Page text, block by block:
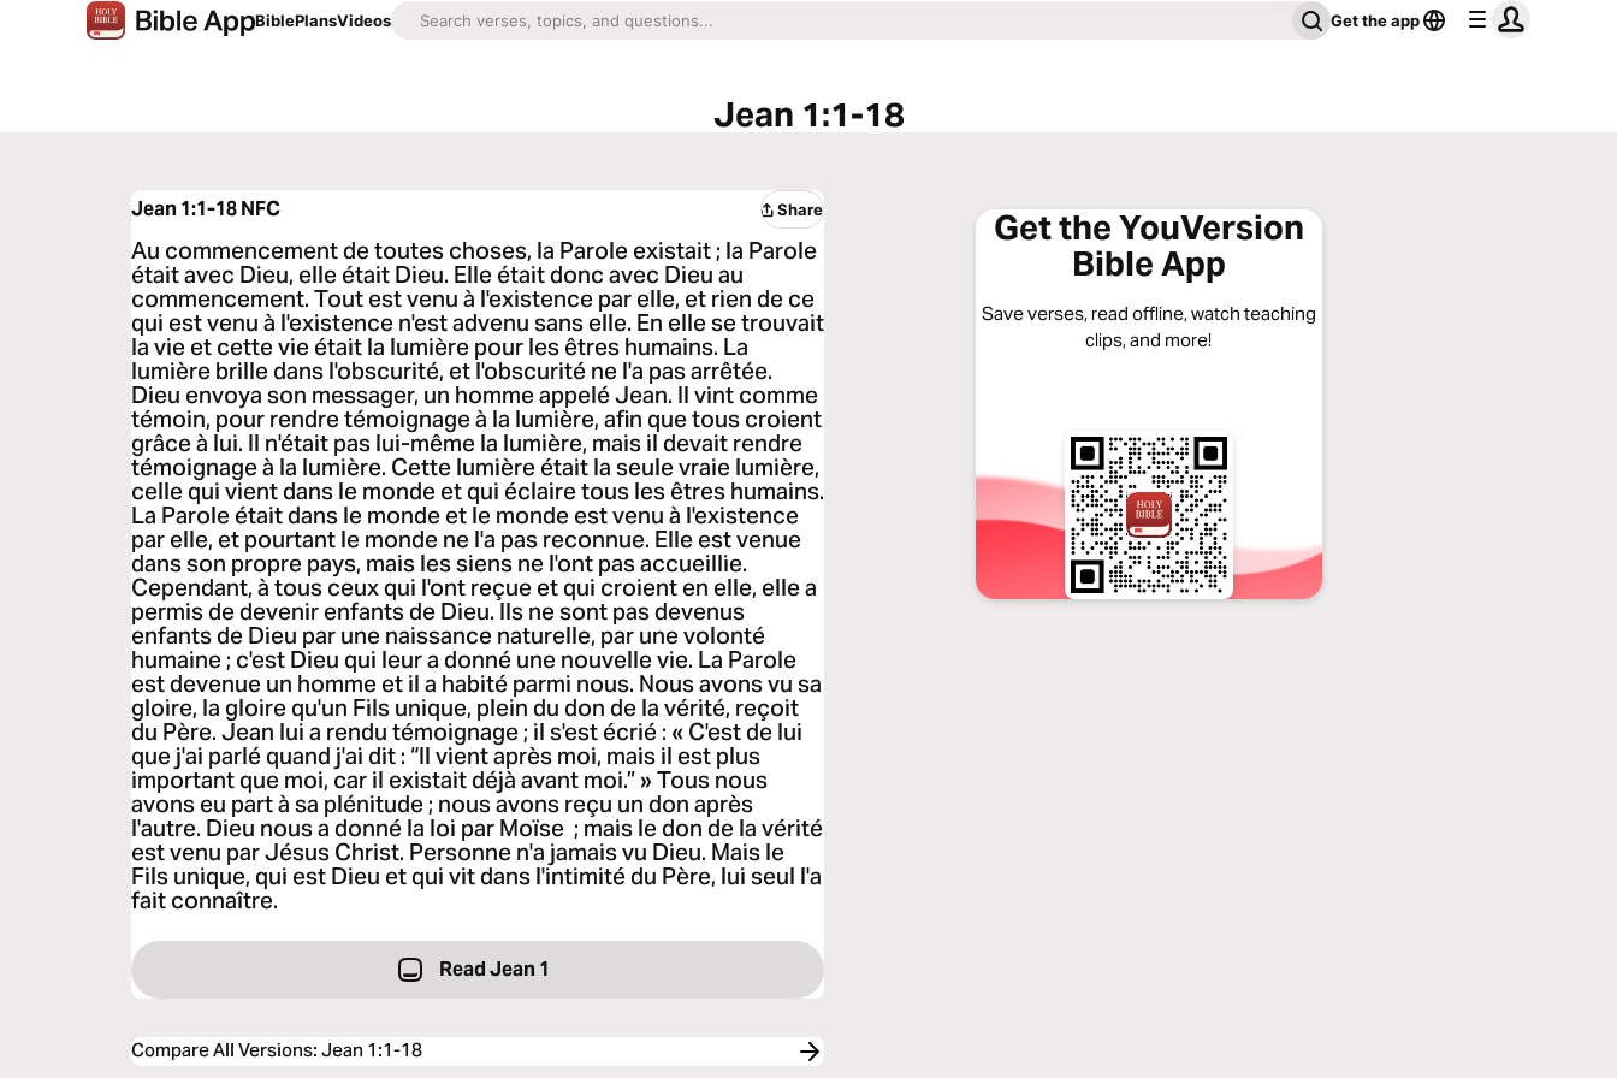
BiblePlansVideos Get the app
Jean 1:1-18
Jean 1:1-18NFC Share
Au commencement de toutes choses, la Parole existait ; la Parole
était avec Dieu, elle était Dieu. Elle était donc avec Dieu au
commencement. Tout est venu à l'existence par elle, et rien de ce
qui est venu à l'existence n'est advenu sans elle. En elle se trouvait
la vie et cette vie était la lumière pour les êtres humains. La
lumière brille dans l'obscurité, et l'obscurité ne l'a pas arrêtée.
Dieu envoya son messager, un homme appelé Jean. Il vint comme
témoin, pour rendre témoignage à la lumière, afin que tous croient
grâce à lui. Il n'était pas lui-même la lumière, mais il devait rendre
témoignage à la lumière. Cette lumière était la seule vraie lumière,
celle qui vient dans le monde et qui éclaire tous les êtres humains.
La Parole était dans le monde et le monde est venu à l'existence
par elle, et pourtant le monde ne l'a pas reconnue. Elle est venue
dans son propre pays, mais les siens ne l'ont pas accueillie.
Cependant, à tous ceux qui l'ont reçue et qui croient en elle, elle a
permis de devenir enfants de Dieu. Ils ne sont pas devenus
enfants de Dieu par une naissance naturelle, par une volonté
humaine ; c'est Dieu qui leur a donné une nouvelle vie. La Parole
est devenue un homme et il a habité parmi nous. Nous avons vu sa
gloire, la gloire qu'un Fils unique, plein du don de la vérité, reçoit
du Père. Jean lui a rendu témoignage ; il s'est écrié : « C'est de lui
que j'ai parlé quand j'ai dit : “Il vient après moi, mais il est plus
important que moi, car il existait déjà avant moi.” » Tous nous
avons eu part à sa plénitude ; nous avons reçu un don après
l'autre. Dieu nous a donné la loi par Moïse ; mais le don de la vérité
est venu par Jésus Christ. Personne n'a jamais vu Dieu. Mais le
Fils unique, qui est Dieu et qui vit dans l'intimité du Père, lui seul l'a
fait connaître.
Read Jean 1
Compare All Versions:Jean 1:1-18
Get the YouVersion
Bible App
Save verses, read offline, watch teaching
clips, and more!